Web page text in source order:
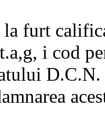
furt
i cod
D.C.N.